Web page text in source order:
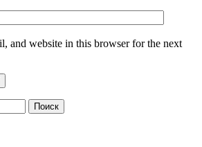
and website in this browser for the next